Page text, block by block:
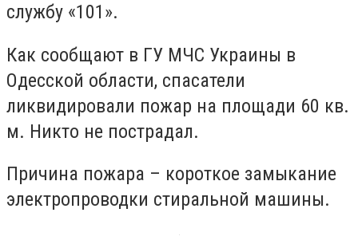
службу «101».
Как сообщают в ГУ МЧС Украины в
Одесской области, спасатели
ликвидировали пожар на площади 60 кв.
м. Никто не пострадал.
Причина пожара – короткое замыкание
электропроводки стиральной машины.